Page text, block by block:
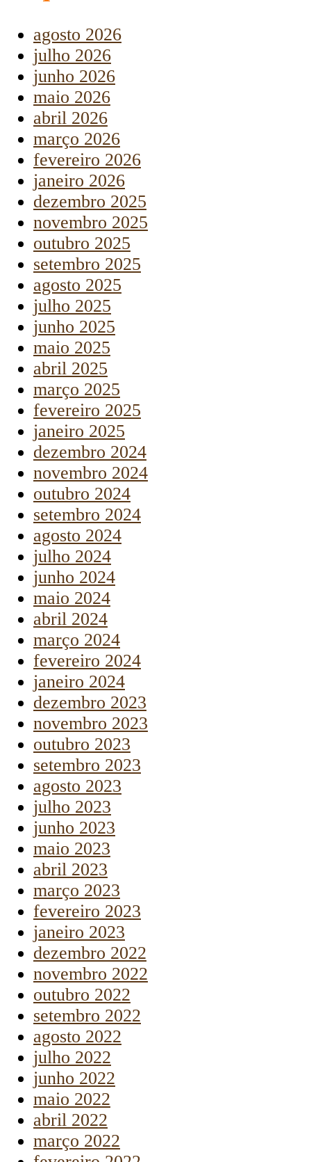
agosto 2026
julho 2026
junho 2026
maio 2026
abril 2026
março 2026
fevereiro 2026
janeiro 2026
dezembro 2025
novembro 2025
outubro 2025
setembro 2025
agosto 2025
julho 2025
junho 2025
maio 2025
abril 2025
março 2025
fevereiro 2025
janeiro 2025
dezembro 2024
novembro 2024
outubro 2024
setembro 2024
agosto 2024
julho 2024
junho 2024
maio 2024
abril 2024
março 2024
fevereiro 2024
janeiro 2024
dezembro 2023
novembro 2023
outubro 2023
setembro 2023
agosto 2023
julho 2023
junho 2023
maio 2023
abril 2023
março 2023
fevereiro 2023
janeiro 2023
dezembro 2022
novembro 2022
outubro 2022
setembro 2022
agosto 2022
julho 2022
junho 2022
maio 2022
abril 2022
março 2022